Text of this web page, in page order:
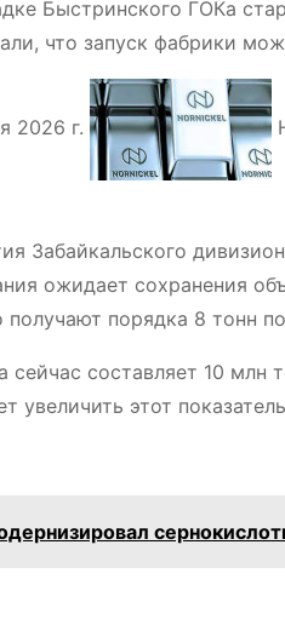
Быстринского ГОКа
что запуск фабрики
2026 г.
Забайкальского
ожидает сохранения
порядка 8 тонн
составляет 10
увеличить этот